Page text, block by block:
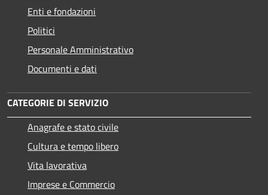
Enti e fondazioni
Politici
Personale Amministrativo
Documenti e dati
CATEGORIE DI SERVIZIO
Anagrafe e stato civile
Cultura e tempo libero
Vita lavorativa
Imprese e Commercio